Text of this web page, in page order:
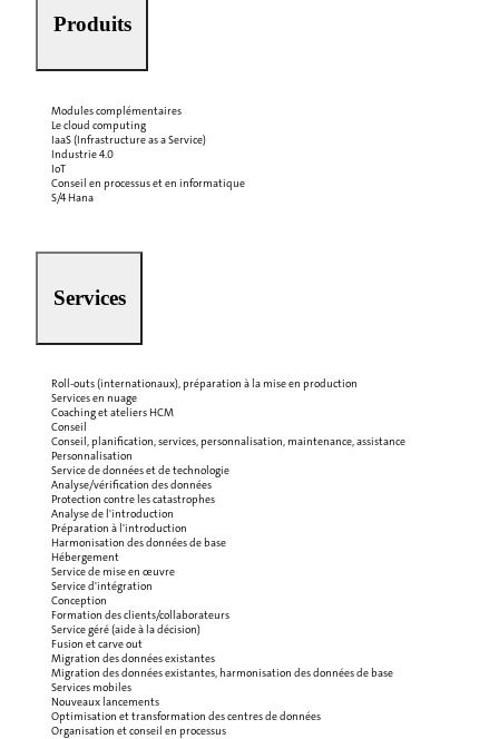
Produits
Modules complémentaires
Le cloud computing
IaaS (Infrastructure as a Service)
Industrie 4.0
IoT
Conseil en processus et en informatique
S/4 Hana
Services
Roll-outs (internationaux), préparation à la mise en production
Services en nuage
Coaching et ateliers HCM
Conseil
Conseil, planification, services, personnalisation, maintenance, assistance
Personnalisation
Service de données et de technologie
Analyse/vérification des données
Protection contre les catastrophes
Analyse de l'introduction
Préparation à l'introduction
Harmonisation des données de base
Hébergement
Service de mise en œuvre
Service d'intégration
Conception
Formation des clients/collaborateurs
Service géré (aide à la décision)
Fusion et carve out
Migration des données existantes
Migration des données existantes, harmonisation des données de base
Services mobiles
Nouveaux lancements
Optimisation et transformation des centres de données
Organisation et conseil en processus